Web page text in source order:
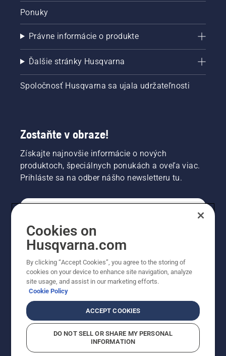
Ponuky
Právne informácie o produkte
Ďalšie stránky Husqvarna
Spoločnosť Husqvarna sa ujala udržateľnosti
Zostaňte v obraze!
Získajte najnovšie informácie o nových
produktoch, špeciálnych ponukách a oveľa viac.
Prihláste sa na odber nášho newsletteru tu.
PROFESIONÁLNE
Cookies on
Husqvarna.com
By clicking “Accept Cookies”, you agree to the storing of
cookies on your device to enhance site navigation, analyze
site usage, and assist in our marketing efforts.
Cookie Policy
ACCEPT COOKIES
DO NOT SELL OR SHARE MY PERSONAL
INFORMATION